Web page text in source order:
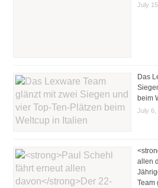
July
Das
beim
July 6,
allen
Team